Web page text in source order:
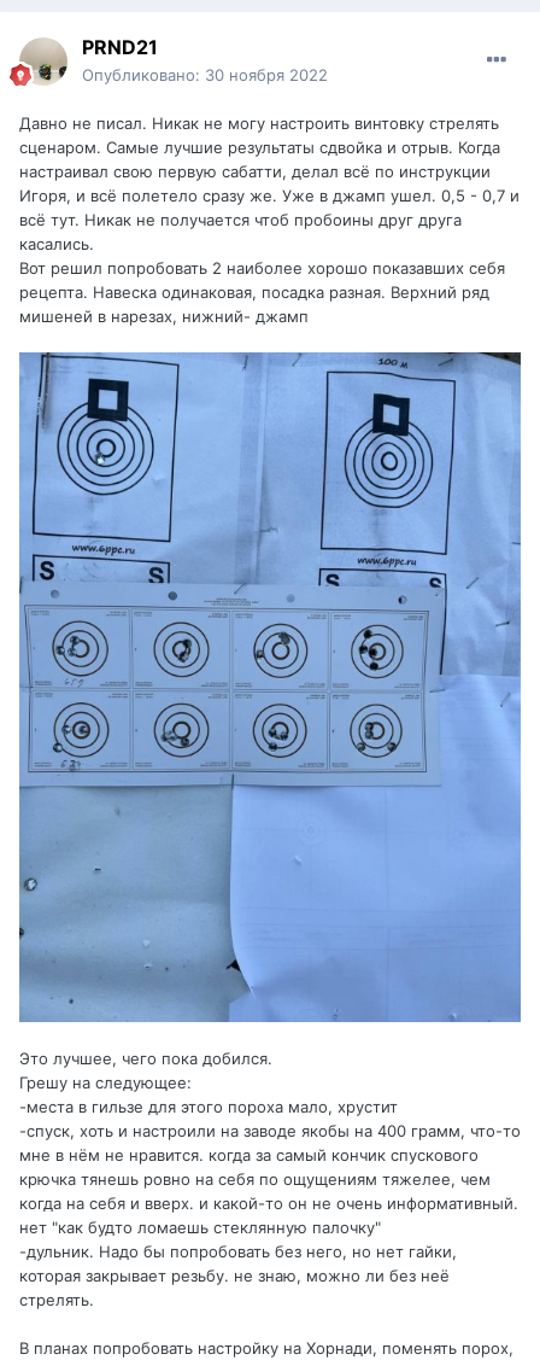
PRND21
Опубликовано: 30 ноября 2022
Давно не писал. Никак не могу настроить винтовку стрелять
сценаром. Самые лучшие результаты сдвойка и отрыв. Когда
настраивал свою первую сабатти, делал всё по инструкции
Игоря, и всё полетело сразу же. Уже в джамп ушел. 0,5 - 0,7 и
всё тут. Никак не получается чтоб пробоины друг друга
касались.
Вот решил попробовать 2 наиболее хорошо показавших себя
рецепта. Навеска одинаковая, посадка разная. Верхний ряд
мишеней в нарезах, нижний- джамп
Это лучшее, чего пока добился.
Грешу на следующее:
-места в гильзе для этого пороха мало, хрустит
-спуск, хоть и настроили на заводе якобы на 400 грамм, что-то
мне в нём не нравится. когда за самый кончик спускового
крючка тянешь ровно на себя по ощущениям тяжелее, чем
когда на себя и вверх. и какой-то он не очень информативный.
нет "как будто ломаешь стеклянную палочку"
-дульник. Надо бы попробовать без него, но нет гайки,
которая закрывает резьбу. не знаю, можно ли без неё
стрелять.
В планах попробовать настройку на Хорнади, поменять порох,